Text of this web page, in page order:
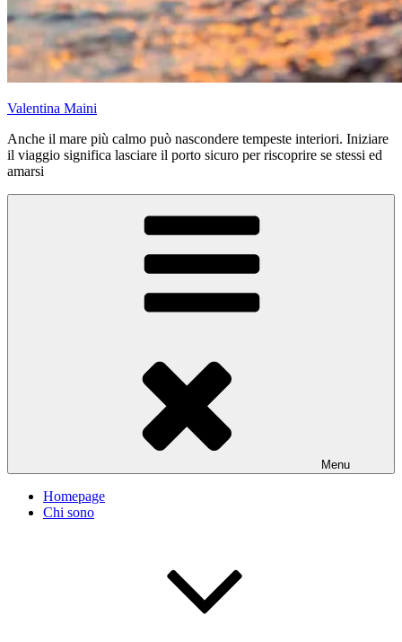
Valentina Maini
Anche il mare più calmo può nascondere tempeste interiori. Iniziare
il viaggio significa lasciare il porto sicuro per riscoprire se stessi ed
amarsi
Menu
Homepage
Chi sono